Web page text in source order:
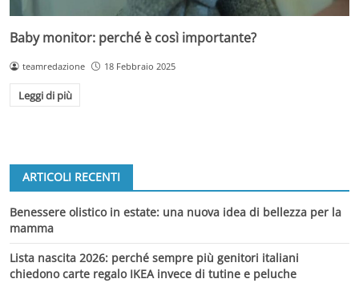
Baby monitor: perché è così importante?
teamredazione 18 Febbraio 2025
Leggi di più
ARTICOLI RECENTI
Benessere olistico in estate: una nuova idea di bellezza per la
mamma
Lista nascita 2026: perché sempre più genitori italiani
chiedono carte regalo IKEA invece di tutine e peluche